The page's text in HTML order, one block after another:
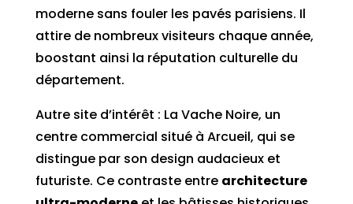
moderne sans fouler les pavés parisiens. Il
attire de nombreux visiteurs chaque année,
boostant ainsi la réputation culturelle du
département.
Autre site d’intérêt : La Vache Noire, un
centre commercial situé à Arcueil, qui se
distingue par son design audacieux et
futuriste. Ce contraste entre architecture